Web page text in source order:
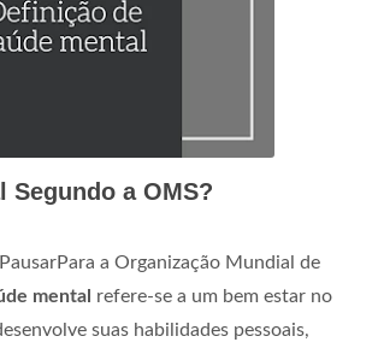
Segundo a OMS?
a Organização Mundial de
mental refere-se a um bem estar no
suas habilidades pessoais,